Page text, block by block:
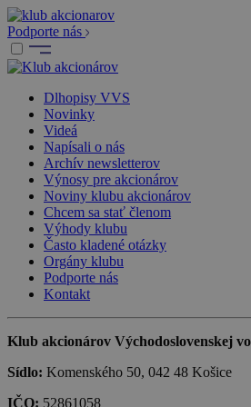
Podporte nás
Dlhopisy VVS
Novinky
Videá
Napísali o nás
Archív newsletterov
Výnosy pre akcionárov
Noviny klubu akcionárov
Chcem sa stať členom
Výhody klubu
Často kladené otázky
Orgány klubu
Podporte nás
Kontakt
Klub akcionárov Východoslovenskej
Sídlo: Komenského 50, 042 48 Košice
IČO: 52861058